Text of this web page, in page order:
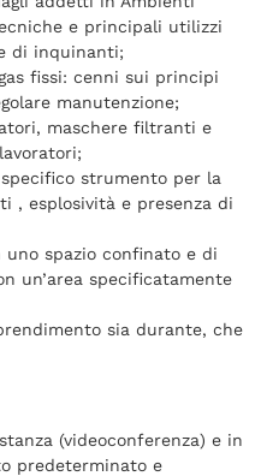
e principali utilizzi
di inquinanti;
fissi: cenni sui principi
manutenzione;
maschere filtranti e
strumento per la
, esplosività e presenza di
uno spazio confinato e di
un’area specificatamente
sia durante, che
(videoconferenza) e in
predeterminato e